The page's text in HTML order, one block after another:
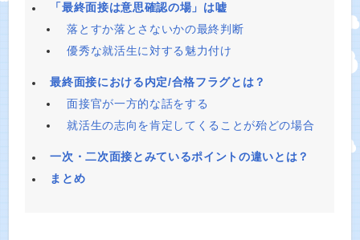
「最終面接は意思確認の場」は嘘
落とすか落とさないかの最終判断
優秀な就活生に対する魅力付け
最終面接における内定/合格フラグとは？
面接官が一方的な話をする
就活生の志向を肯定してくることが殆どの場合
一次・二次面接とみているポイントの違いとは？
まとめ